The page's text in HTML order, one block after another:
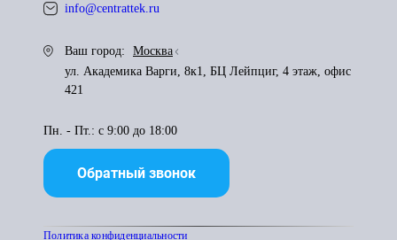
info@centrattek.ru
Ваш город:
Москва
ул. Академика Варги, 8к1, БЦ Лейпциг, 4 этаж, офис
421
Пн. - Пт.: с 9:00 до 18:00
Обратный звонок
Политика конфиденциальности